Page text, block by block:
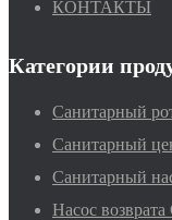
КОНТАКТЫ
Категории
Санитарный
Санитарный
Санитарный
Насос возврата